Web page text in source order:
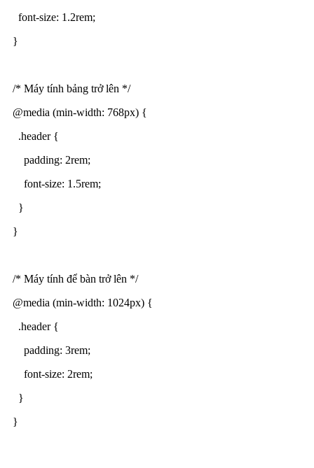
font-size: 1.2rem;
}
/* Máy tính bảng trở lên */
@media (min-width: 768px) {
.header {
padding: 2rem;
font-size: 1.5rem;
}
}
/* Máy tính để bàn trở lên */
@media (min-width: 1024px) {
.header {
padding: 3rem;
font-size: 2rem;
}
}